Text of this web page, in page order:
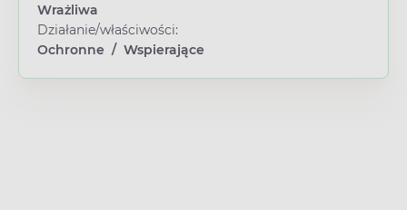
Wrażliwa
Działanie/właściwości:
Ochronne / Wspierające